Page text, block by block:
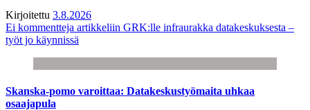
Kirjoitettu 3.8.2026
Ei kommentteja artikkeliin GRK:lle infraurakka datakeskuksesta –
työt jo käynnissä
Skanska-pomo varoittaa: Datakeskustyömaita uhkaa
osaajapula